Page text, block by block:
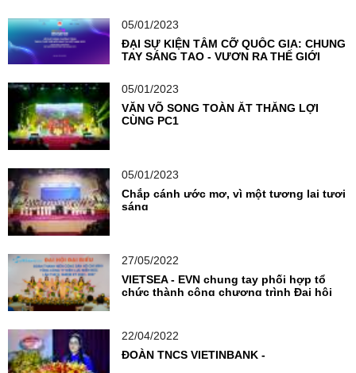
05/01/2023
ĐẠI SỰ KIỆN TẦM CỠ QUỐC GIA: CHUNG
TAY SÁNG TẠO - VƯƠN RA THẾ GIỚI
05/01/2023
VĂN VÕ SONG TOÀN ẮT THẮNG LỢI
CÙNG PC1
05/01/2023
Chắp cánh ước mơ, vì một tương lai tươi
sáng
27/05/2022
VIETSEA - EVN chung tay phối hợp tổ
chức thành công chương trình Đại hội
22/04/2022
ĐOÀN TNCS VIETINBANK -